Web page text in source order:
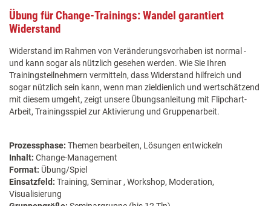
Übung für Change-Trainings: Wandel garantiert
Widerstand
Widerstand im Rahmen von Veränderungsvorhaben ist normal -
und kann sogar als nützlich gesehen werden. Wie Sie Ihren
Trainingsteilnehmern vermitteln, dass Widerstand hilfreich und
sogar nützlich sein kann, wenn man zieldienlich und wertschätzend
mit diesem umgeht, zeigt unsere Übungsanleitung mit Flipchart-
Arbeit, Trainingsspiel zur Aktivierung und Gruppenarbeit.
Prozessphase: Themen bearbeiten, Lösungen entwickeln
Inhalt: Change-Management
Format: Übung/Spiel
Einsatzfeld: Training, Seminar , Workshop, Moderation,
Visualisierung